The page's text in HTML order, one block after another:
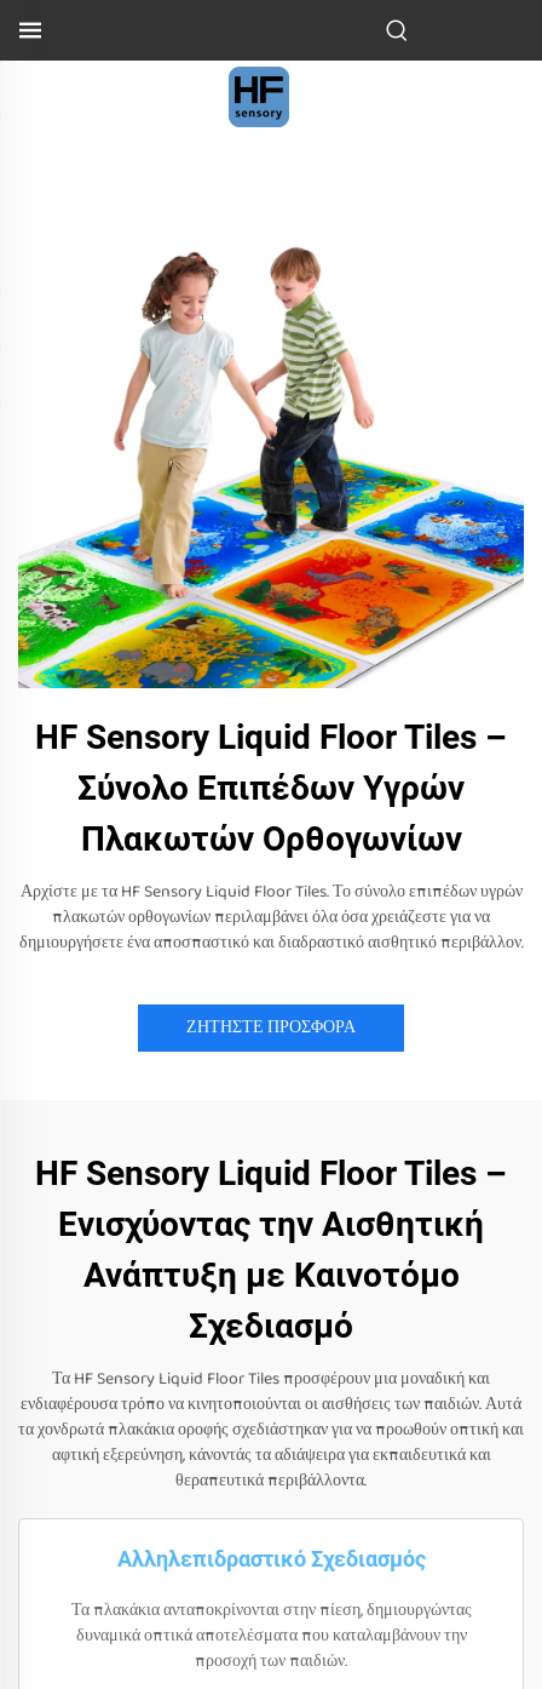
HF Sensory Liquid Floor Tiles –
Σύνολο Επιπέδων Υγρών
Πλακωτών Ορθογωνίων
Αρχίστε με τα HF Sensory Liquid Floor Tiles. Το σύνολο επιπέδων υγρών
πλακωτών ορθογωνίων περιλαμβάνει όλα όσα χρειάζεστε για να
δημιουργήσετε ένα αποσπαστικό και διαδραστικό αισθητικό περιβάλλον.
ΖΗΤΗΣΤΕ ΠΡΟΣΦΟΡΑ
HF Sensory Liquid Floor Tiles –
Ενισχύοντας την Αισθητική
Ανάπτυξη με Καινοτόμο
Σχεδιασμό
Τα HF Sensory Liquid Floor Tiles προσφέρουν μια μοναδική και
ενδιαφέρουσα τρόπο να κινητοποιούνται οι αισθήσεις των παιδιών. Αυτά
τα χονδρωτά πλακάκια οροφής σχεδιάστηκαν για να προωθούν οπτική και
αφτική εξερεύνηση, κάνοντάς τα αδιάψειρα για εκπαιδευτικά και
θεραπευτικά περιβάλλοντα.
Αλληλεπιδραστικό Σχεδιασμός
Τα πλακάκια ανταποκρίνονται στην πίεση, δημιουργώντας
δυναμικά οπτικά αποτελέσματα που καταλαμβάνουν την
προσοχή των παιδιών.